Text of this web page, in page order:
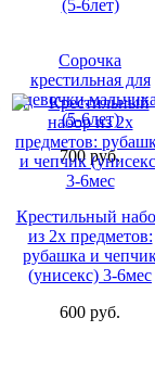
Сорочка
крестильная для
(5-6лет)
700 руб.
Крестильный
из 2х предметов:
рубашка и
(унисекс) 3-6мес
600 руб.